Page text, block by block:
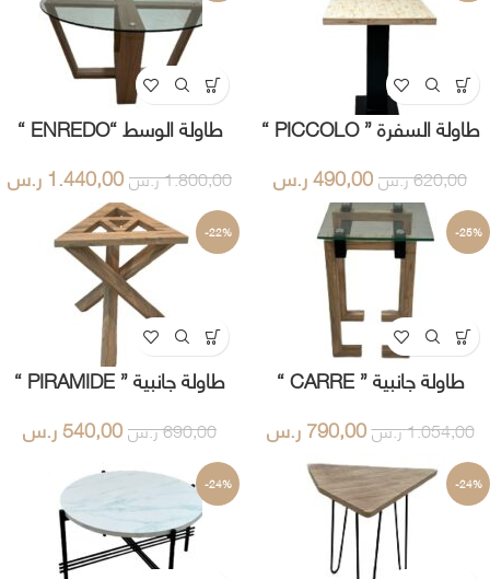
طاولة السفرة ” PICCOLO “
620,00ر.س490,00ر.س
طاولة الوسط “ENREDO “
1.800,00ر.س1.440,00ر.س
-25%
طاولة جانبية ” CARRE “
1.054,00ر.س790,00ر.س
-22%
طاولة جانبية ” PIRAMIDE “
690,00ر.س540,00ر.س
-24%
-24%